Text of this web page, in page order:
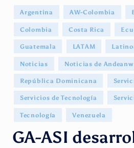
g
e
n
ti
n
o
Publicado
en
Argentina AW-Colombia
Colombia Costa Rica
Guatemala LATAM
Noticias Noticias de
República Dominicana
Servicios de Tecnología
Tecnología Venezuela
GA-ASI